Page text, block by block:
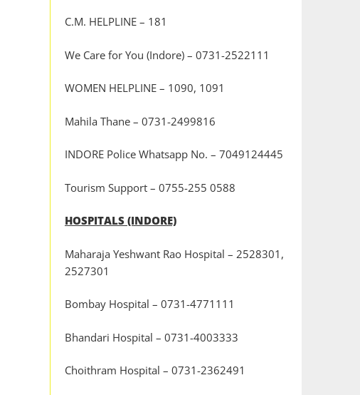
C.M. HELPLINE – 181
We Care for You (Indore) – 0731-2522111
WOMEN HELPLINE – 1090, 1091
Mahila Thane – 0731-2499816
INDORE Police Whatsapp No. – 7049124445
Tourism Support – 0755-255 0588
HOSPITALS (INDORE)
Maharaja Yeshwant Rao Hospital – 2528301,
2527301
Bombay Hospital – 0731-4771111
Bhandari Hospital – 0731-4003333
Choithram Hospital – 0731-2362491